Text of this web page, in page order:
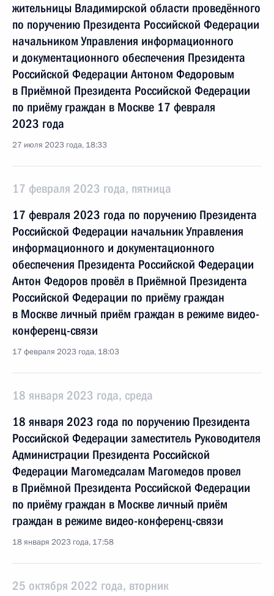
жительницы Владимирской области проведённого
по поручению Президента Российской Федерации
начальником Управления информационного
и документационного обеспечения Президента
Российской Федерации Антоном Федоровым
в Приёмной Президента Российской Федерации
по приёму граждан в Москве 17 февраля
2023 года
27 июля 2023 года, 18:33
17 февраля 2023 года, пятница
17 февраля 2023 года по поручению Президента
Российской Федерации начальник Управления
информационного и документационного
обеспечения Президента Российской Федерации
Антон Федоров провёл в Приёмной Президента
Российской Федерации по приёму граждан
в Москве личный приём граждан в режиме видео-
конференц-связи
17 февраля 2023 года, 18:03
18 января 2023 года, среда
18 января 2023 года по поручению Президента
Российской Федерации заместитель Руководителя
Администрации Президента Российской
Федерации Магомедсалам Магомедов провел
в Приёмной Президента Российской Федерации
по приёму граждан в Москве личный приём
граждан в режиме видео-конференц-связи
18 января 2023 года, 17:58
25 октября 2022 года, вторник